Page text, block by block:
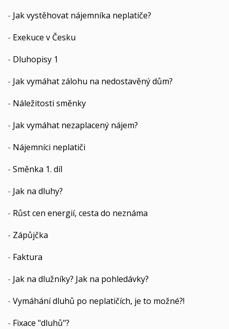
- Jak vystěhovat nájemníka neplatiče?
- Exekuce v Česku
- Dluhopisy 1
- Jak vymáhat zálohu na nedostavěný dům?
- Náležitosti směnky
- Jak vymáhat nezaplacený nájem?
- Nájemníci neplatiči
- Směnka 1. díl
- Jak na dluhy?
- Růst cen energií, cesta do neznáma
- Zápůjčka
- Faktura
- Jak na dlužníky? Jak na pohledávky?
- Vymáhání dluhů po neplatičích, je to možné?!
- Fixace "dluhů"?